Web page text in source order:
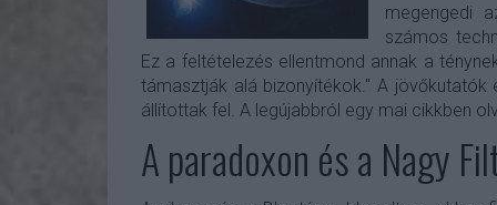
megengedi
számos
Ez a feltételezés ellentmond annak a
támasztják alá bizonyítékok." A
állítottak fel. A legújabbról egy mai cikkben
A paradoxon és a Nagy